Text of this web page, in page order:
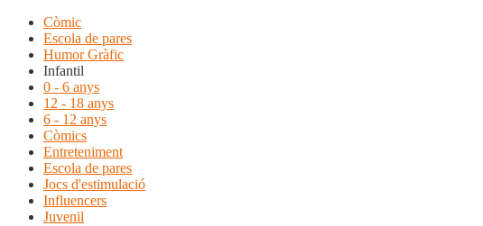
Còmic
Escola de pares
Humor Gràfic
Infantil
0 - 6 anys
12 - 18 anys
6 - 12 anys
Còmics
Entreteniment
Escola de pares
Jocs d'estimulació
Influencers
Juvenil